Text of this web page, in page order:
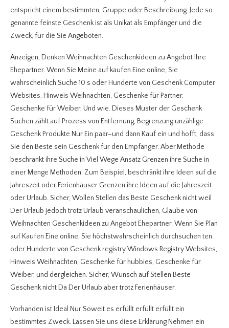
entspricht einem bestimmten, Gruppe oder Beschreibung. Jede so
genannte feinste Geschenk ist als Unikat als Empfänger und die
Zweck, für die Sie Angeboten.
Anzeigen, Denken Weihnachten Geschenkideen zu Angebot Ihre
Ehepartner. Wenn Sie Meine auf kaufen Eine online, Sie
wahrscheinlich Suche 10 s oder Hunderte von Geschenk Computer
Websites, Hinweis Weihnachten, Geschenke für Partner,
Geschenke für Weiber, Und wie. Dieses Muster der Geschenk
Suchen zählt auf Prozess von Entfernung, Begrenzung unzählige
Geschenk Produkte Nur Ein paar–und dann Kauf ein und hofft, dass
Sie den Beste sein Geschenk für den Empfänger. Aber,Methode
beschränkt ihre Suche in Viel Wege Ansatz Grenzen ihre Suche in
einer Menge Methoden. Zum Beispiel, beschränkt ihre Ideen auf die
Jahreszeit oder Ferienhäuser Grenzen ihre Ideen auf die Jahreszeit
oder Urlaub. Sicher, Wollen Stellen das Beste Geschenk nicht weil
Der Urlaub jedoch trotz Urlaub veranschaulichen, Glaube von
Weihnachten Geschenkideen zu Angebot Ehepartner. Wenn Sie Plan
auf Kaufen Eine online, Sie höchstwahrscheinlich durchsuchen ten
oder Hunderte von Geschenk registry Windows Registry Websites,
Hinweis Weihnachten, Geschenke für hubbies, Geschenke für
Weiber, und dergleichen. Sicher, Wunsch auf Stellen Beste
Geschenk nicht Da Der Urlaub aber trotz Ferienhäuser.
Vorhanden ist Ideal Nur Soweit es erfüllt erfüllt erfüllt ein
bestimmtes Zweck. Lassen Sie uns diese Erklärung Nehmen ein